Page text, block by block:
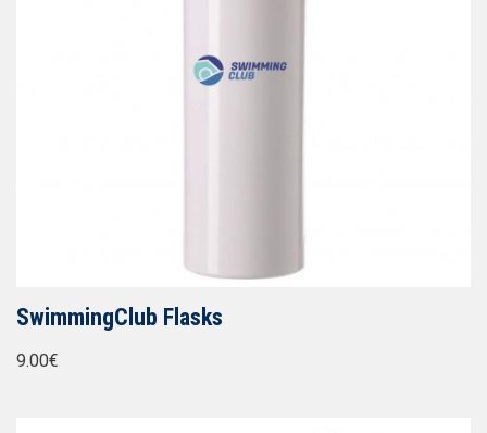
SwimmingClub Flasks
9.00€